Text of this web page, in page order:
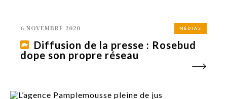
6 NOVEMBRE 2020 MÉDIAS
Diffusion de la presse : Rosebud
dope son propre réseau